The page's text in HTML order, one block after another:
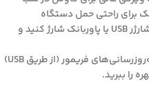
عمر باتری طولانی: دستگاه را به راحتی با شارژر USB یا پاوربانک شارژ کنید و
به روز رسانی آنلاین فریمور دستگاه: با به‌روزرسانی‌های فریمور (از طریق USB)
را ببرید.